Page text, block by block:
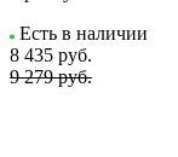
Есть в наличии
8 435 руб.
9 279 руб.